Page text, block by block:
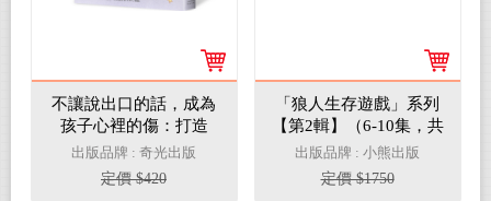
不讓說出口的話，成為
孩子心裡的傷：打造
「媽媽的言語之碗」，
找回情緒餘裕，親子溝
通更有愛
出版品牌 : 奇光出版
定價 $420
「狼人生存遊戲」系列
【第2輯】（6-10集，共
五冊，限量加贈「作繪
者印簽小卡+心機狼人
透明書籤2款」）
出版品牌 : 小熊出版
定價 $1750